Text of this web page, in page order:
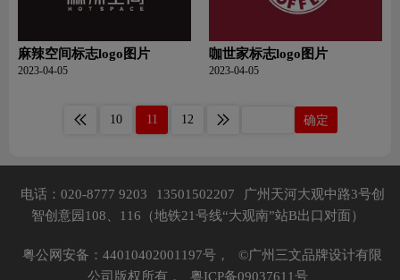
麻辣空间标志logo图片
2023-04-05
咖世家标志logo图片
2023-04-05
10 11 12 确定
电话：020-8777 9203 13501502207
广州天河大观中路3号创
智创意园108、116（地铁21号线“大观南”站B出口对面）
粤公网安备：44010402001197号，
©广州三文品牌设计有限
公司版权所有，
粤ICP备09037611号